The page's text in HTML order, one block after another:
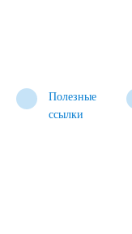
Полезные
ссылки